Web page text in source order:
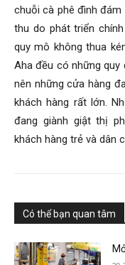
chuỗi cà phê đình
thu do phát triển
quy mô không thua
Aha đều có những
nên những cửa hàng
khách hàng rất lớn.
đang giành giật thị
khách hàng trẻ và dân
Có thể bạn quan tâm